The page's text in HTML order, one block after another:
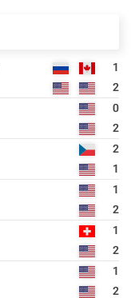
1
2
0
2
2
1
1
2
1
2
1
2